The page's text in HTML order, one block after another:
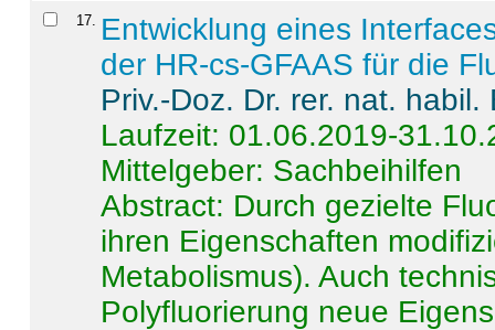
17
Entwicklung eines
der HR-cs-GFAAS für die
Priv.-Doz. Dr. rer. nat.
Laufzeit: 01.06.2019-
Mittelgeber: Sachbeihilfen
Abstract: Durch gezielte
ihren Eigenschaften
Metabolismus). Auch
Polyfluorierung neue